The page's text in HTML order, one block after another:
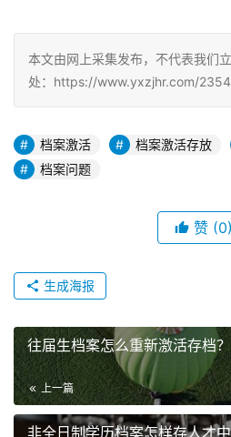
本文由网上采集发布，不代表我们
处：https://www.yxzjhr.com/
档案激活 档案激活存放
档案问题
赞 (0)
生成海报
往届生档案怎么重新激活存档
上一篇
非全日制学历档案怎样存人才